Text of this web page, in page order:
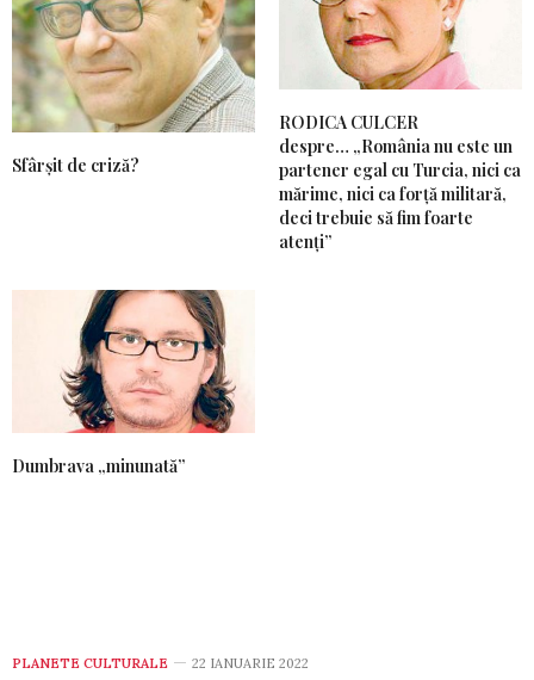
Sfârșit de criză?
RODICA CULCER
despre… „România nu este un
partener egal cu Turcia, nici ca
mărime, nici ca forță militară,
deci trebuie să fim foarte
atenți”
Dumbrava „minunată”
PLANETE CULTURALE 22 IANUARIE 2022